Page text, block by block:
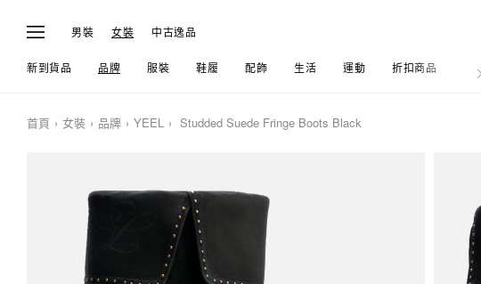
男裝 女裝 中古逸品
新到貨品 品牌 服裝 鞋履 配飾 生活 運動 折扣商品 文章
首頁 女裝 品牌 YEEL Studded Suede Fringe Boots Black